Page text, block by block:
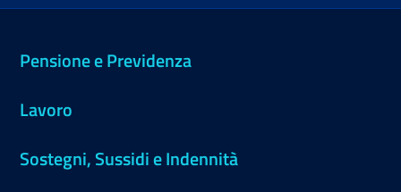
Pensione e Previdenza
Lavoro
Sostegni, Sussidi e Indennità